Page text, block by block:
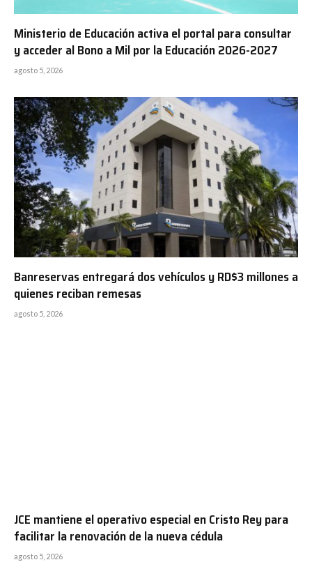
Ministerio de Educación activa el portal para consultar
y acceder al Bono a Mil por la Educación 2026-2027
agosto 5, 2026
Banreservas entregará dos vehículos y RD$3 millones a
quienes reciban remesas
agosto 5, 2026
JCE mantiene el operativo especial en Cristo Rey para
facilitar la renovación de la nueva cédula
agosto 5, 2026